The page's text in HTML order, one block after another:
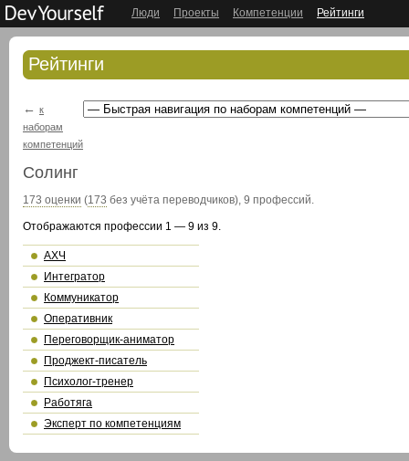
Люди Проекты Компетенции Рейтинги
Рейтинги
← к
наборам
компетенций
Солинг
173 оценки (173 без учёта переводчиков), 9 профессий.
Отображаются профессии 1 — 9 из 9.
АХЧ
Интегратор
Коммуникатор
Оперативник
Переговорщик-аниматор
Проджект-писатель
Психолог-тренер
Работяга
Эксперт по компетенциям